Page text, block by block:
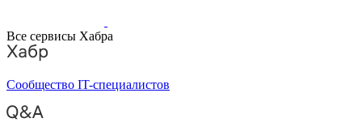
Все сервисы Хабра
Сообщество IT-специалистов